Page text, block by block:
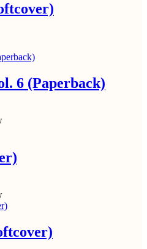
6 (Paperback)